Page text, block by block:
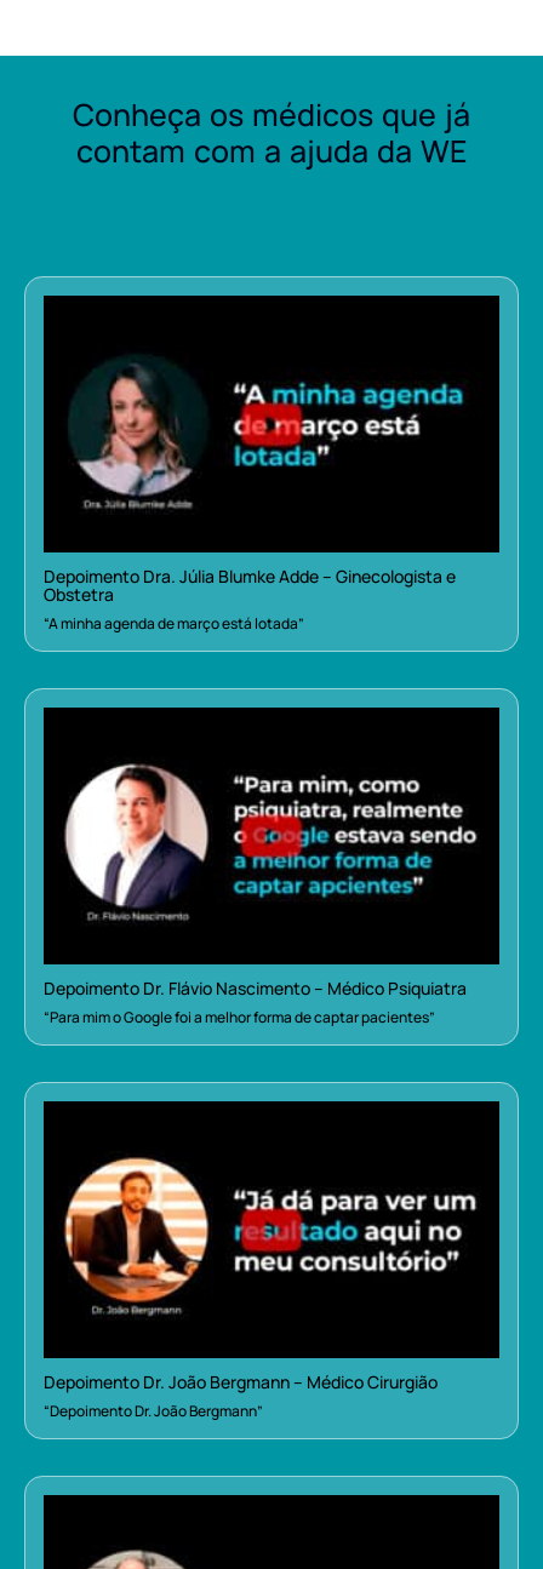
Conheça os médicos que já
contam com a ajuda da WE
Depoimento Dra. Júlia Blumke Adde – Ginecologista e
Obstetra
“A minha agenda de março está lotada”
Depoimento Dr. Flávio Nascimento – Médico Psiquiatra
“Para mim o Google foi a melhor forma de captar pacientes”
Depoimento Dr. João Bergmann – Médico Cirurgião
“Depoimento Dr. João Bergmann”